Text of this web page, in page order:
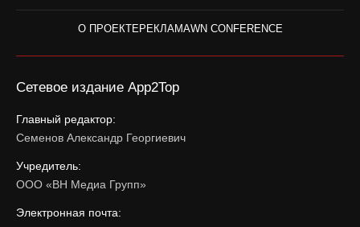
О ПРОЕКТЕРЕКЛАМАWN CONFERENCE
Сетевое издание App2Top
Главный редактор:
Семенов Александр Георгиевич
Учредитель:
ООО «ВН Медиа Групп»
Электронная почта: